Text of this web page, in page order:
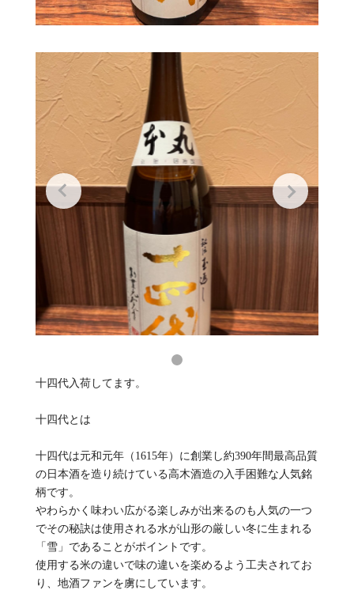
十四代入荷してます。
十四代とは
十四代は元和元年（1615年）に創業し約390年間最高品質
の日本酒を造り続けている高木酒造の入手困難な人気銘
柄です。
やわらかく味わい広がる楽しみが出来るのも人気の一つ
でその秘訣は使用される水が山形の厳しい冬に生まれる
「雪」であることがポイントです。
使用する米の違いで味の違いを楽めるよう工夫されてお
り、地酒ファンを虜にしています。